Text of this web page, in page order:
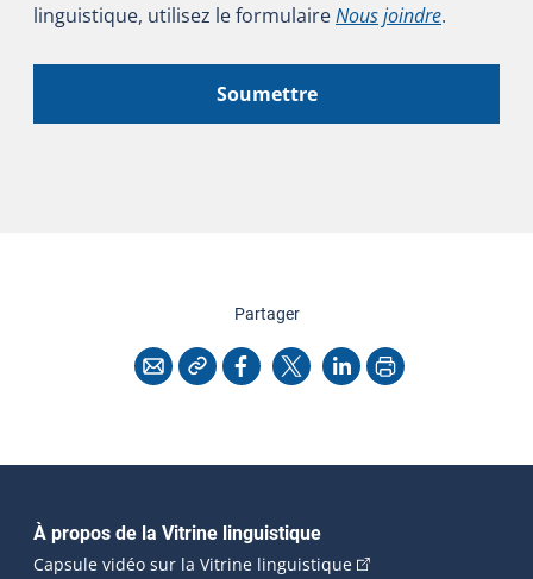
linguistique, utilisez le formulaireNous joindre.
Soumettre
Partagercette page
CourrielCopier l'adresse
Facebook
X LinkedInImprimer
Navigation principale
À propos de la Vitrine linguistique
Capsule vidéo sur la Vitrine linguistique(Cet hyperlien